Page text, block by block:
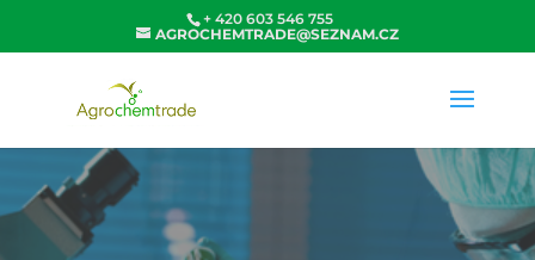
+ 420 603 546 755
AGROCHEMTRADE@SEZNAM.CZ